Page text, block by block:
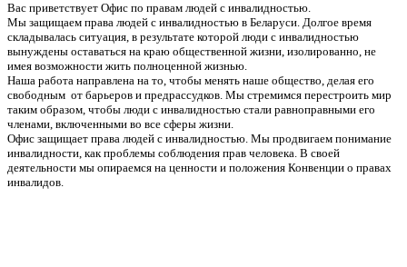
Вас приветствует Офис по правам людей с инвалидностью.
Мы защищаем права людей с инвалидностью в Беларуси. Долгое время
складывалась ситуация, в результате которой люди с инвалидностью
вынуждены оставаться на краю общественной жизни, изолированно, не
имея возможности жить полноценной жизнью.
Наша работа направлена на то, чтобы менять наше общество, делая его
свободным от барьеров и предрассудков. Мы стремимся перестроить мир
таким образом, чтобы люди с инвалидностью стали равноправными его
членами, включенными во все сферы жизни.
Офис защищает права людей с инвалидностью. Мы продвигаем понимание
инвалидности, как проблемы соблюдения прав человека. В своей
деятельности мы опираемся на ценности и положения Конвенции о правах
инвалидов.